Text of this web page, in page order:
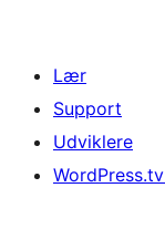
Lær
Support
Udviklere
WordPress.tv